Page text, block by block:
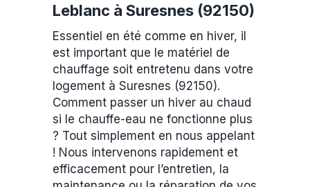
Leblanc à Suresnes (92150)
Essentiel en été comme en hiver, il
est important que le matériel de
chauffage soit entretenu dans votre
logement à Suresnes (92150).
Comment passer un hiver au chaud
si le chauffe-eau ne fonctionne plus
? Tout simplement en nous appelant
! Nous intervenons rapidement et
efficacement pour l’entretien, la